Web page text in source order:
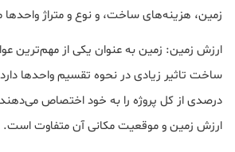
زمین، هزینه‌های ساخت، و نوع و متراژ
ارزش زمین: زمین به عنوان یکی از مهم‌ترین
ساخت تاثیر زیادی در نحوه تقسیم واحدها
درصدی از کل پروژه را به خود اختصاص
ارزش زمین و موقعیت مکانی آن متفاوت است.